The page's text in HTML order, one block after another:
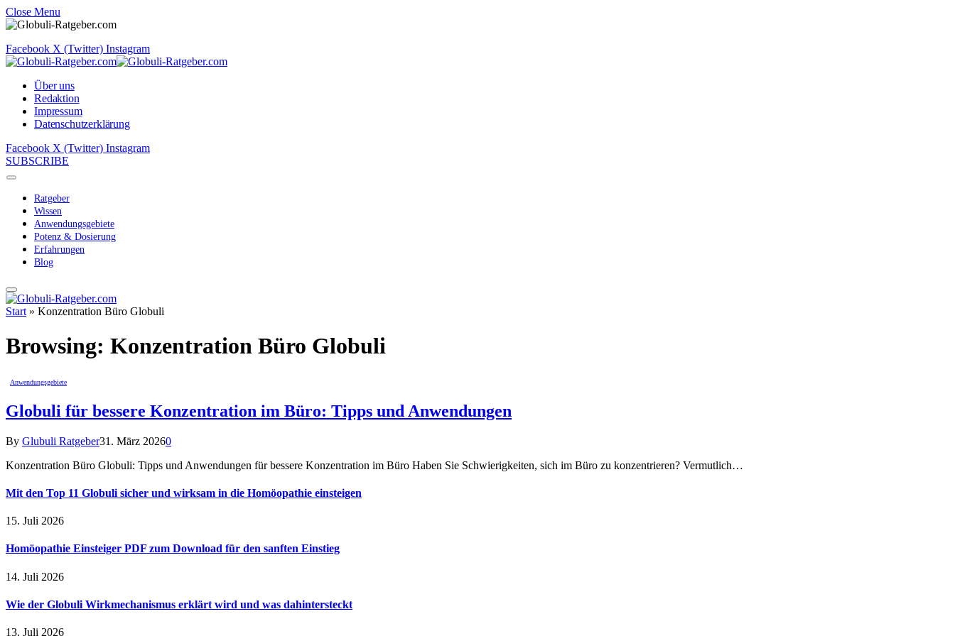
Close Menu
Facebook X (Twitter) Instagram
Über uns
Redaktion
Impressum
Datenschutzerklärung
Facebook X (Twitter) Instagram
SUBSCRIBE
Ratgeber
Wissen
Anwendungsgebiete
Potenz & Dosierung
Erfahrungen
Blog
Start » Konzentration Büro Globuli
Browsing: Konzentration Büro Globuli
Anwendungsgebiete
Globuli für bessere Konzentration im Büro: Tipps und Anwendungen
By Glubuli Ratgeber31. März 20260
Konzentration Büro Globuli: Tipps und Anwendungen für bessere Konzentration im Büro Haben Sie Schwierigkeiten, sich im Büro zu konzentrieren? Vermutlich…
Mit den Top 11 Globuli sicher und wirksam in die Homöopathie einsteigen
15. Juli 2026
Homöopathie Einsteiger PDF zum Download für den sanften Einstieg
14. Juli 2026
Wie der Globuli Wirkmechanismus erklärt wird und was dahintersteckt
13. Juli 2026